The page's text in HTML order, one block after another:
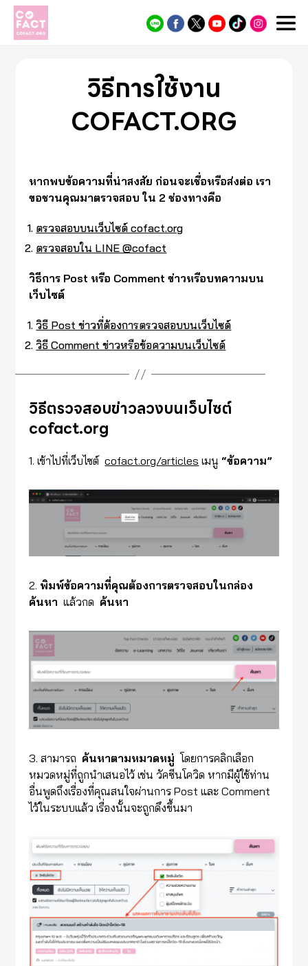
Cofact
วิธีการใช้งาน
COFACT.ORG
หากพบข้อความที่น่าสงสัย ก่อนจะเชื่อหรือส่งต่อ เรา
ขอชวนคุณมาตรวจสอบ ใน 2 ช่องทางคือ
ตรวจสอบบนเว็บไซต์ cofact.org
ตรวจสอบใน LINE @cofact
วิธีการ Post หรือ Comment ข่าวหรือบทความบน
เว็บไซต์
วิธี Post ข่าวที่ต้องการตรวจสอบบนเว็บไซต์
วิธี Comment ข่าวหรือข้อความบนเว็บไซต์
วิธีตรวจสอบข่าวลวงบนเว็บไซต์
cofact.org
1. เข้าไปที่เว็บไซต์cofact.org/articles เมนู “ข้อความ”
2. พิมพ์ข้อความที่คุณต้องการตรวจสอบในกล่อง
ค้นหา แล้วกด ค้นหา
3. สามารถ ค้นหาตามหมวดหมู่ โดยการคลิกเลือก
หมวดหมู่ที่ถูกนำเสนอไว้ เช่น วัคซีนโควิด หากมีผู้ใช้ท่าน
อื่นพูดถึงเรื่องที่คุณสนใจผ่านการ Post และ Comment
ไว้ในระบบแล้ว เรื่องนั้นจะถูกดึงขึ้นมา